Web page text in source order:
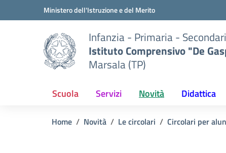
Vai ai contenuti
Vai al menu di navigazioneMinistero dell'Istruzione e del Merito
Infanzia - Primaria -
Istituto Comprensivo "De
Marsala (TP)
Scuola Servizi Novità Didattica
Home Novità Le circolari Circolari per